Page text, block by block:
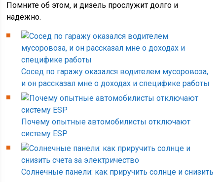
Помните об этом, и дизель прослужит долго и
надёжно.
Сосед по гаражу оказался водителем мусоровоза,
и он рассказал мне о доходах и специфике работы
Почему опытные автомобилисты отключают
систему ESP
Солнечные панели: как приручить солнце и снизить